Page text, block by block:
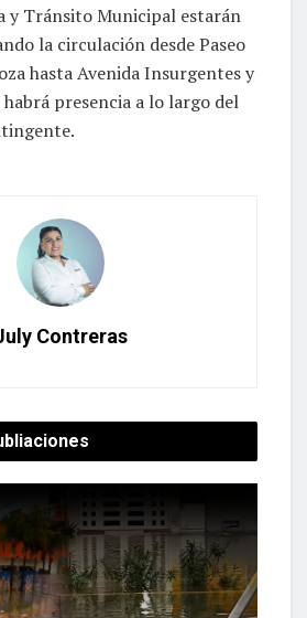
y Tránsito Municipal estarán
la circulación desde Paseo
hasta Avenida Insurgentes y
presencia a lo largo del
Contreras